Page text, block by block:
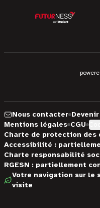
Nous contacter
Mentions légales CGU
Charte de protection des
Accessibilité :
Charte responsabilité
RGESN : partiellement
Votre navigation sur le
visite